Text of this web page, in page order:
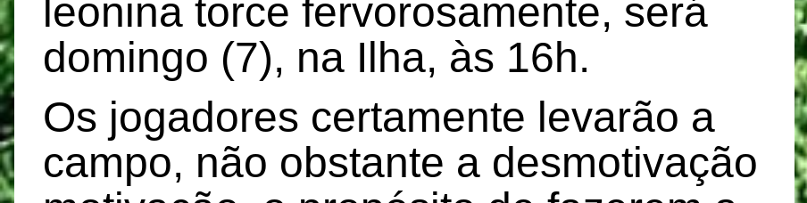
leonina torce fervorosamente, será
domingo (7), na Ilha, às 16h.
Os jogadores certamente levarão a
campo, não obstante a desmotivação